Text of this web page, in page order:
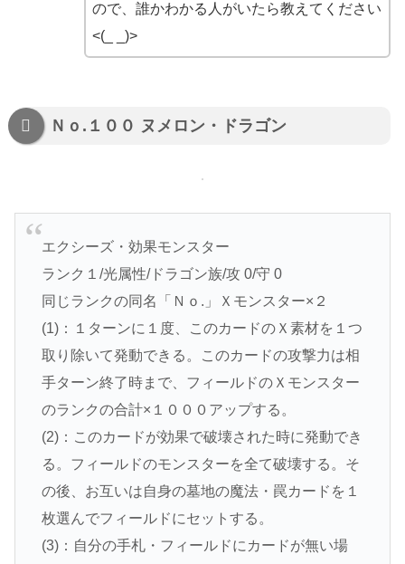
ので、誰かわかる人がいたら教えてください
<(_ _)>
Ｎｏ.１００ ヌメロン・ドラゴン
エクシーズ・効果モンスター
ランク１/光属性/ドラゴン族/攻 0/守 0
同じランクの同名「Ｎｏ.」Ｘモンスター×２
(1)：１ターンに１度、このカードのＸ素材を１つ
取り除いて発動できる。このカードの攻撃力は相
手ターン終了時まで、フィールドのＸモンスター
のランクの合計×１０００アップする。
(2)：このカードが効果で破壊された時に発動でき
る。フィールドのモンスターを全て破壊する。そ
の後、お互いは自身の墓地の魔法・罠カードを１
枚選んでフィールドにセットする。
(3)：自分の手札・フィールドにカードが無い場